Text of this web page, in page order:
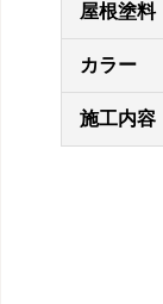
屋根塗料
カラー
施工内容